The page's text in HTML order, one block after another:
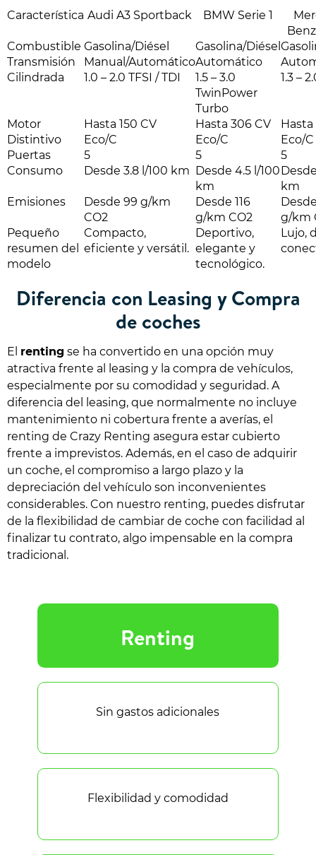
Característica Audi A3 Sportback BMW Serie 1
Combustible Gasolina/Diésel Gasolina/Diésel
Transmisión
Manual/AutomáticoAutomático
Cilindrada
1.0 – 2.0 TFSI / TDI
1.5 – 3.0
TwinPower
Turbo
1.3 –
Motor Hasta 150 CV Hasta 306 CV
Hasta
Distintivo
Eco/C Eco/C
Eco/C
Puertas
5 5
5
Consumo
Desde 3.8 l/100 km Desde 4.5 l/100
km
km
Emisiones
Desde 99 g/km
CO2
Desde 116
g/km CO2
g/km
Pequeño
resumen del
modelo
Compacto,
eficiente y versátil.
Deportivo,
elegante y
tecnológico.
Lujo,
Diferencia con Leasing y Compra
de coches
El renting se ha convertido en una opción muy
atractiva frente al leasing y la compra de vehículos,
especialmente por su comodidad y seguridad. A
diferencia del leasing, que normalmente no incluye
mantenimiento ni cobertura frente a averías, el
renting de Crazy Renting asegura estar cubierto
frente a imprevistos. Además, en el caso de adquirir
un coche, el compromiso a largo plazo y la
depreciación del vehículo son inconvenientes
considerables. Con nuestro renting, puedes disfrutar
de la flexibilidad de cambiar de coche con facilidad al
finalizar tu contrato, algo impensable en la compra
tradicional.
Renting
Sin gastos adicionales
Flexibilidad y comodidad